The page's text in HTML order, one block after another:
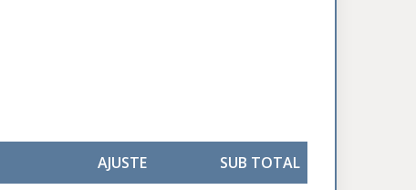
AJUSTE
SUB TOTAL